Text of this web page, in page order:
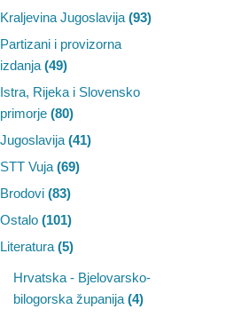
Kraljevina Jugoslavija (93)
Partizani i provizorna
izdanja (49)
Istra, Rijeka i Slovensko
primorje (80)
Jugoslavija (41)
STT Vuja (69)
Brodovi (83)
Ostalo (101)
Literatura (5)
Hrvatska - Bjelovarsko-
bilogorska županija (4)